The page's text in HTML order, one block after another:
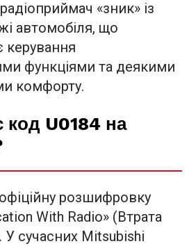
«зник» із
автомобіля, що
функціями та деякими
комфорту.
U0184 на
розшифровку
With Radio» (Втрата
У сучасних Mitsubishi